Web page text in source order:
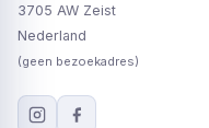
3705 AW Zeist
Nederland
(geen bezoekadres)